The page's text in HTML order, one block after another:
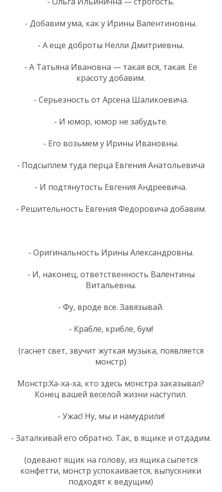
- Добавим ума, как у Ирины Валентиновны.
- А еще доброты Нелли Дмитриевны.
- А Татьяна Ивановна — такая вся, такая. Ее
красоту добавим.
- Серьезность от Арсена Шаликоевича.
- И юмор, юмор не забудьте.
- Его возьмем у Ирины Ивановны.
- Подсыплем туда перца Евгения Анатольевича
- И подтянутость Евгения Андреевича.
- Решительность Евгения Федоровича добавим.
- Оригинальность Ирины Александровны.
- И, наконец, ответственность Валентины
Витальевны.
- Фу, вроде все. Завязывай.
- Крабле, крибле, бум!
(гаснет свет, звучит жуткая музыка, появляется
монстр)
Монстр:Ха-ха-ха, кто здесь монстра заказывал?
Конец вашей веселой жизни наступил.
- Ужас! Ну, мы и намудрили!
- Заталкивай его обратно. Так, в ящике и отдадим.
(одевают ящик на голову, из ящика сыпется
конфетти, монстр успокаивается, выпускники
подходят к ведущим)